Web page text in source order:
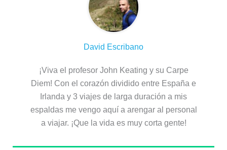
David Escribano
¡Viva el profesor John Keating y su Carpe
Diem! Con el corazón dividido entre España e
Irlanda y 3 viajes de larga duración a mis
espaldas me vengo aquí a arengar al personal
a viajar. ¡Que la vida es muy corta gente!